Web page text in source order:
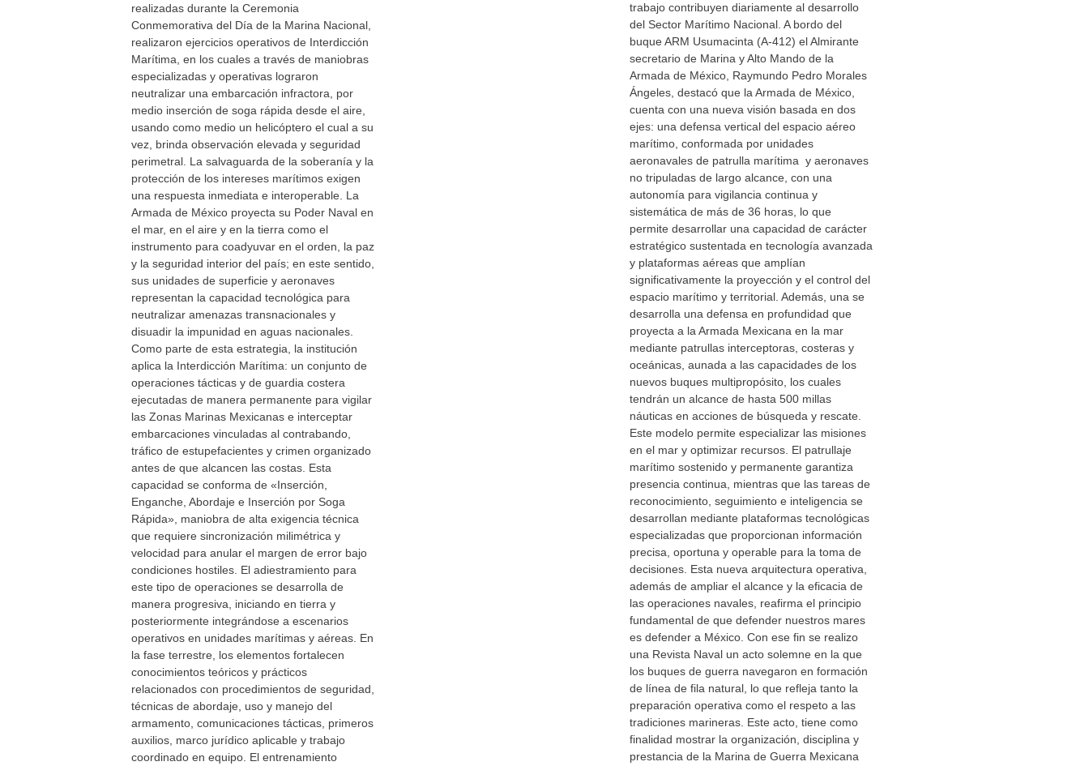
realizadas durante la Ceremonia
Conmemorativa del Día de la Marina Nacional,
realizaron ejercicios operativos de Interdicción
Marítima, en los cuales a través de maniobras
especializadas y operativas lograron
neutralizar una embarcación infractora, por
medio inserción de soga rápida desde el aire,
usando como medio un helicóptero el cual a su
vez, brinda observación elevada y seguridad
perimetral. La salvaguarda de la soberanía y la
protección de los intereses marítimos exigen
una respuesta inmediata e interoperable. La
Armada de México proyecta su Poder Naval en
el mar, en el aire y en la tierra como el
instrumento para coadyuvar en el orden, la paz
y la seguridad interior del país; en este sentido,
sus unidades de superficie y aeronaves
representan la capacidad tecnológica para
neutralizar amenazas transnacionales y
disuadir la impunidad en aguas nacionales.
Como parte de esta estrategia, la institución
aplica la Interdicción Marítima: un conjunto de
operaciones tácticas y de guardia costera
ejecutadas de manera permanente para vigilar
las Zonas Marinas Mexicanas e interceptar
embarcaciones vinculadas al contrabando,
tráfico de estupefacientes y crimen organizado
antes de que alcancen las costas. Esta
capacidad se conforma de «Inserción,
Enganche, Abordaje e Inserción por Soga
Rápida», maniobra de alta exigencia técnica
que requiere sincronización milimétrica y
velocidad para anular el margen de error bajo
condiciones hostiles. El adiestramiento para
este tipo de operaciones se desarrolla de
manera progresiva, iniciando en tierra y
posteriormente integrándose a escenarios
operativos en unidades marítimas y aéreas. En
la fase terrestre, los elementos fortalecen
conocimientos teóricos y prácticos
relacionados con procedimientos de seguridad,
técnicas de abordaje, uso y manejo del
armamento, comunicaciones tácticas, primeros
auxilios, marco jurídico aplicable y trabajo
coordinado en equipo. El entrenamiento
trabajo contribuyen diariamente al desarrollo
del Sector Marítimo Nacional. A bordo del
buque ARM Usumacinta (A-412) el Almirante
secretario de Marina y Alto Mando de la
Armada de México, Raymundo Pedro Morales
Ángeles, destacó que la Armada de México,
cuenta con una nueva visión basada en dos
ejes: una defensa vertical del espacio aéreo
marítimo, conformada por unidades
aeronavales de patrulla marítima y aeronaves
no tripuladas de largo alcance, con una
autonomía para vigilancia continua y
sistemática de más de 36 horas, lo que
permite desarrollar una capacidad de carácter
estratégico sustentada en tecnología avanzada
y plataformas aéreas que amplían
significativamente la proyección y el control del
espacio marítimo y territorial. Además, una se
desarrolla una defensa en profundidad que
proyecta a la Armada Mexicana en la mar
mediante patrullas interceptoras, costeras y
oceánicas, aunada a las capacidades de los
nuevos buques multipropósito, los cuales
tendrán un alcance de hasta 500 millas
náuticas en acciones de búsqueda y rescate.
Este modelo permite especializar las misiones
en el mar y optimizar recursos. El patrullaje
marítimo sostenido y permanente garantiza
presencia continua, mientras que las tareas de
reconocimiento, seguimiento e inteligencia se
desarrollan mediante plataformas tecnológicas
especializadas que proporcionan información
precisa, oportuna y operable para la toma de
decisiones. Esta nueva arquitectura operativa,
además de ampliar el alcance y la eficacia de
las operaciones navales, reafirma el principio
fundamental de que defender nuestros mares
es defender a México. Con ese fin se realizo
una Revista Naval un acto solemne en la que
los buques de guerra navegaron en formación
de línea de fila natural, lo que refleja tanto la
preparación operativa como el respeto a las
tradiciones marineras. Este acto, tiene como
finalidad mostrar la organización, disciplina y
prestancia de la Marina de Guerra Mexicana